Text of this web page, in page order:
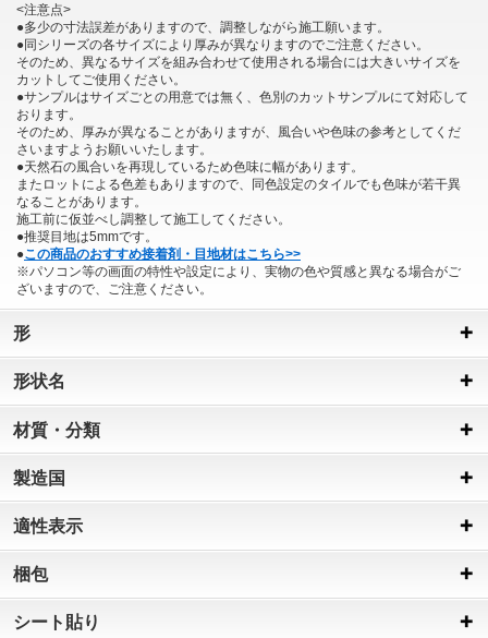
<注意点>
●多少の寸法誤差がありますので、調整しながら施工願います。
●同シリーズの各サイズにより厚みが異なりますのでご注意ください。
そのため、異なるサイズを組み合わせて使用される場合には大きいサイズを
カットしてご使用ください。
●サンプルはサイズごとの用意では無く、色別のカットサンプルにて対応して
おります。
そのため、厚みが異なることがありますが、風合いや色味の参考としてくだ
さいますようお願いいたします。
●天然石の風合いを再現しているため色味に幅があります。
またロットによる色差もありますので、同色設定のタイルでも色味が若干異
なることがあります。
施工前に仮並べし調整して施工してください。
●推奨目地は5mmです。
●この商品のおすすめ接着剤・目地材はこちら>>
※パソコン等の画面の特性や設定により、実物の色や質感と異なる場合がご
ざいますので、ご注意ください。
形
形状名
材質・分類
製造国
適性表示
梱包
シート貼り